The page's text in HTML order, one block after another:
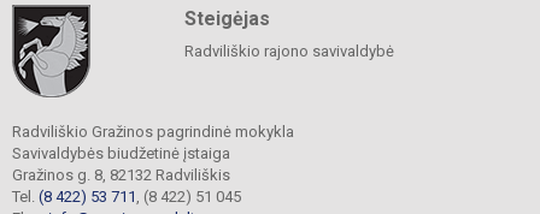
Steigėjas
Radviliškio rajono savivaldybė
Radviliškio Gražinos pagrindinė mokykla
Savivaldybės biudžetinė įstaiga
Gražinos g. 8, 82132 Radviliškis
Tel. (8 422) 53 711 , (8 422) 51 045